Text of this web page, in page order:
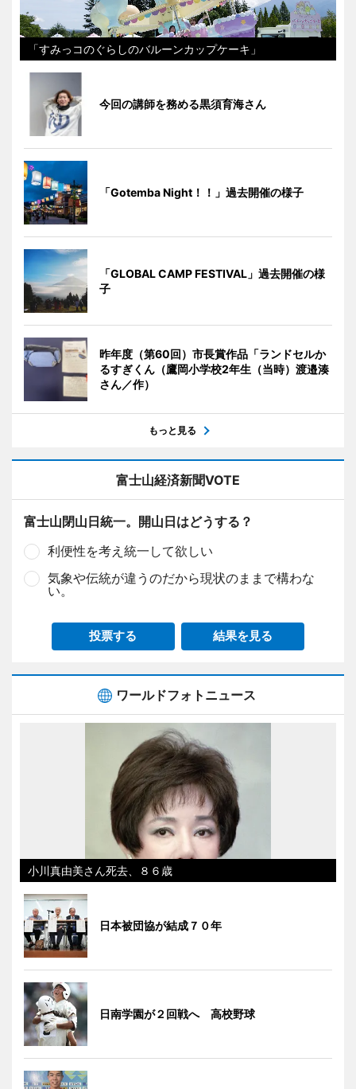
「すみっコのぐらしのバルーンカップケーキ」
今回の講師を務める黒須育海さん
「Gotemba Night！！」過去開催の様子
「GLOBAL CAMP FESTIVAL」過去開催の様
子
昨年度（第60回）市長賞作品「ランドセルか
るすぎくん（鷹岡小学校2年生（当時）渡邉湊
さん／作）
もっと見る
富士山経済新聞VOTE
富士山閉山日統一。開山日はどうする？
利便性を考え統一して欲しい
気象や伝統が違うのだから現状のままで構わな
い。
投票する 結果を見る
ワールドフォトニュース
小川真由美さん死去、８６歳
日本被団協が結成７０年
日南学園が２回戦へ 高校野球